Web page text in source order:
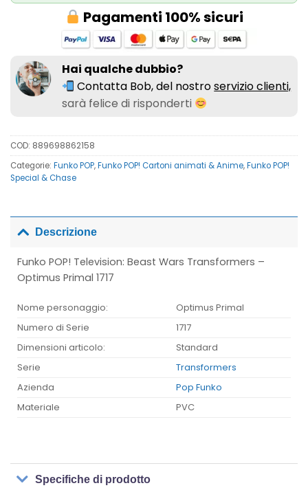
Pagamenti 100% sicuri
Hai qualche dubbio?
Contatta Bob, del nostroservizio clienti,
sarà felice di risponderti
COD: 889698862158
Categorie: Funko POP,Funko POP! Cartoni animati & Anime,Funko POP!
Special & Chase
Descrizione
Funko POP! Television: Beast Wars Transformers –
Optimus Primal 1717
Nome personaggio:
Optimus Primal
Numero di Serie
1717
Dimensioni articolo:
Standard
Serie
Transformers
Azienda
Pop Funko
Materiale
PVC
Specifiche di prodotto